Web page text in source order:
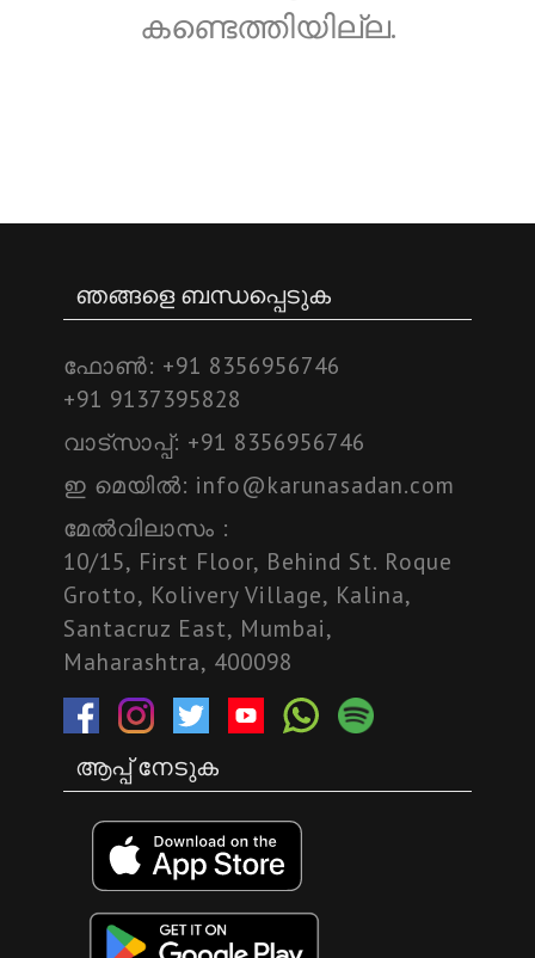
കണ്ടെത്തിയില്ല.
ഞങ്ങളെ ബന്ധപ്പെടുക
ഫോണ്‍: +91 8356956746
+91 9137395828
വാട്സാപ്പ്: +91 8356956746
ഇ മെയില്‍: info@karunasadan.com
മേല്‍വിലാസം :
10/15, First Floor, Behind St. Roque
Grotto, Kolivery Village, Kalina,
Santacruz East, Mumbai,
Maharashtra, 400098
ആപ്പ് നേടുക